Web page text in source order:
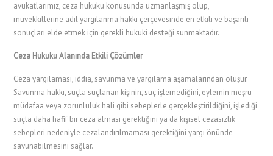
avukatlarımız, ceza hukuku konusunda uzmanlaşmış olup,
müvekkillerine adil yargılanma hakkı çerçevesinde en etkili ve başarılı
sonuçları elde etmek için gerekli hukuki desteği sunmaktadır.
Ceza Hukuku Alanında Etkili Çözümler
Ceza yargılaması, iddia, savunma ve yargılama aşamalarından oluşur.
Savunma hakkı, suçla suçlanan kişinin, suç işlemediğini, eylemin meşru
müdafaa veya zorunluluk hali gibi sebeplerle gerçekleştirildiğini, işlediği
suçta daha hafif bir ceza alması gerektiğini ya da kişisel cezasızlık
sebepleri nedeniyle cezalandırılmaması gerektiğini yargı önünde
savunabilmesini sağlar.